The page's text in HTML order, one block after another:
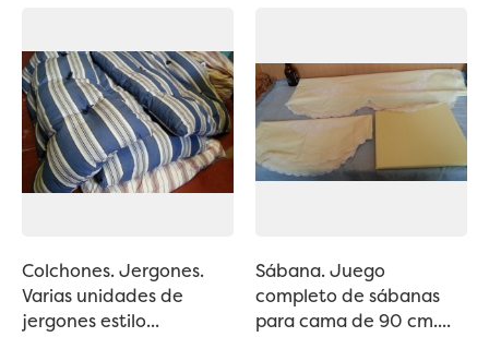
Colchones. Jergones.
Varias unidades de
jergones estilo...
Sábana. Juego
completo de sábanas
para cama de 90 cm....